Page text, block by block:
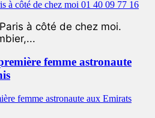
à côté de chez moi.
femme astronaute